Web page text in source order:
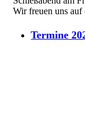
Wir freuen uns auf
Termine